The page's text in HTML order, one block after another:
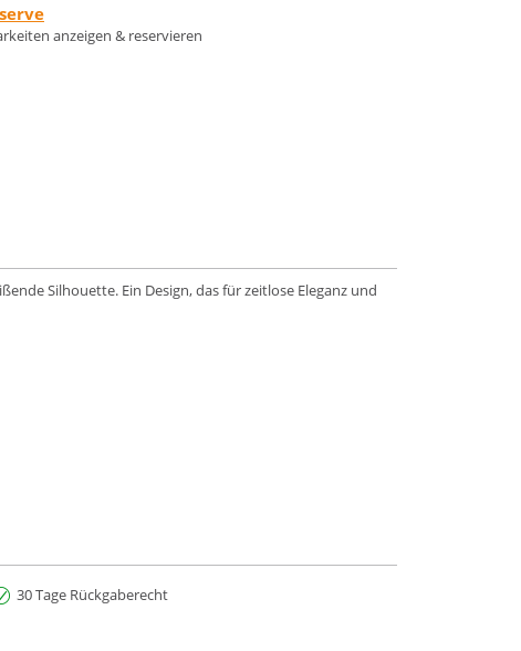
anzeigen & reservieren
Silhouette. Ein Design, das für zeitlose Eleganz und
30 Tage Rückgaberecht